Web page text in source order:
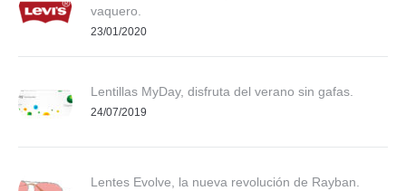
vaquero.
23/01/2020
Lentillas MyDay, disfruta del verano sin gafas.
24/07/2019
Lentes Evolve, la nueva revolución de Rayban.